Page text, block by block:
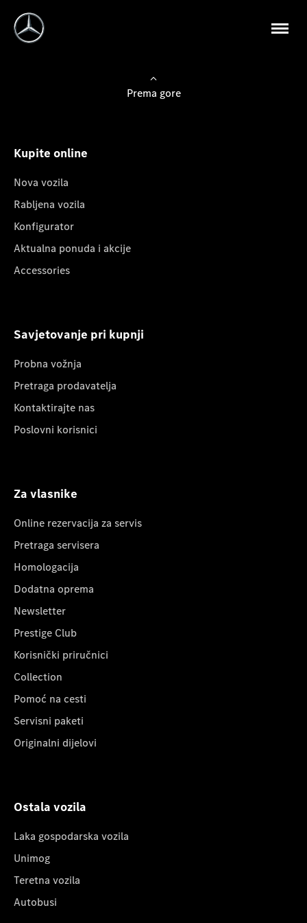
Prema gore
Kupite online
Nova vozila
Rabljena vozila
Konfigurator
Aktualna ponuda i akcije
Accessories
Savjetovanje pri kupnji
Probna vožnja
Pretraga prodavatelja
Kontaktirajte nas
Poslovni korisnici
Za vlasnike
Online rezervacija za servis
Pretraga servisera
Homologacija
Dodatna oprema
Newsletter
Prestige Club
Korisnički priručnici
Collection
Pomoć na cesti
Servisni paketi
Originalni dijelovi
Ostala vozila
Laka gospodarska vozila
Unimog
Teretna vozila
Autobusi